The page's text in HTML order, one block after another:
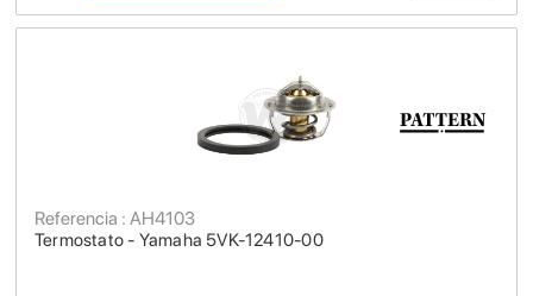
Termostato - Yamaha 5VK-12410-00
Referencia : AH4103